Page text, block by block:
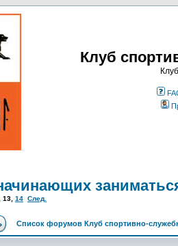
Клуб
13 14 След.
Список форумов Клуб спортивно-